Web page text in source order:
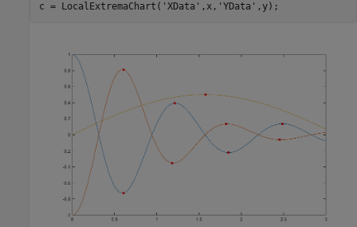
c = LocalExtremaChart( 'XData' ,x, 'YData'